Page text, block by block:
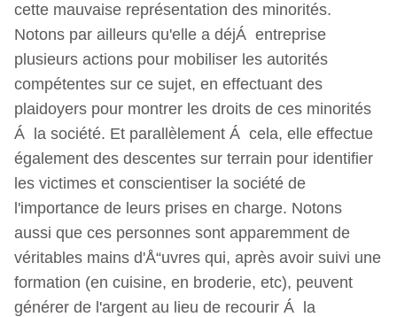
cette mauvaise représentation des minorités.
Notons par ailleurs qu'elle a déjÁ entreprise
plusieurs actions pour mobiliser les autorités
compétentes sur ce sujet, en effectuant des
plaidoyers pour montrer les droits de ces minorités
Á la société. Et parallèlement Á cela, elle effectue
également des descentes sur terrain pour identifier
les victimes et conscientiser la société de
l'importance de leurs prises en charge. Notons
aussi que ces personnes sont apparemment de
véritables mains d'Å“uvres qui, après avoir suivi une
formation (en cuisine, en broderie, etc), peuvent
générer de l'argent au lieu de recourir Á la